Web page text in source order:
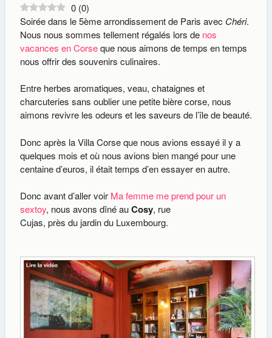
0 (0)
Soirée dans le 5ème arrondissement de Paris avec Chéri.
Nous nous sommes tellement régalés lors de nos
vacances en Corseque nous aimons de temps en temps
nous offrir des souvenirs culinaires.
Entre herbes aromatiques, veau, chataignes et
charcuteries sans oublier une petite bière corse, nous
aimons revivre les odeurs et les saveurs de l’île de beauté.
Donc après la Villa Corse que nous avions essayé il y a
quelques mois et où nous avions bien mangé pour une
centaine d’euros, il était temps d’en essayer en autre.
Donc avant d’aller voir Ma femme me prend pour un
sextoy, nous avons dîné auCosy, rue
Cujas, près du jardin du Luxembourg.